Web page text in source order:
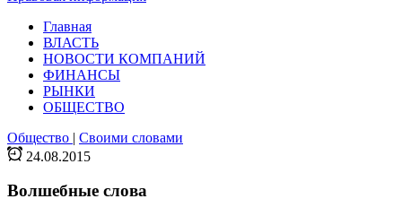
Главная
ВЛАСТЬ
НОВОСТИ КОМПАНИЙ
ФИНАНСЫ
РЫНКИ
ОБЩЕСТВО
Общество | Своими словами
24.08.2015
Волшебные слова